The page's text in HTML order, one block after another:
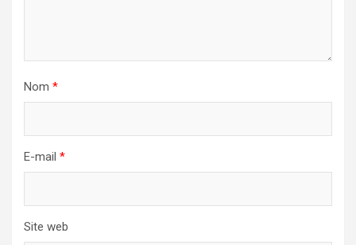
Nom *
E-mail *
Site web